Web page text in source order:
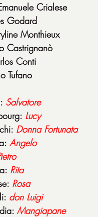
Crialese
Godard
Monthieux
Castrignanò
Conti
Tufano
Salvatore
Lucy
Donna Fortunata
Angelo
Rita
Rosa
don Luigi
Mangiapane